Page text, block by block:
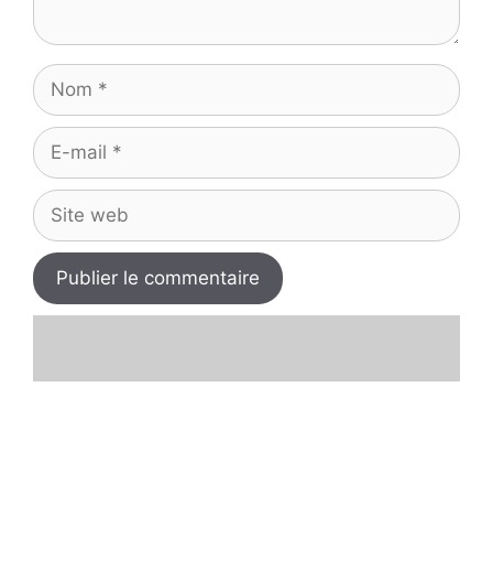
Nom
E-
mail
Site
web